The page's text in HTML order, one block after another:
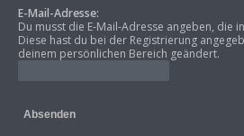
E-Mail-Adresse:
Du musst die E-Mail-Adresse angeben, die
Diese hast du bei der Registrierung
deinem persönlichen Bereich geändert.